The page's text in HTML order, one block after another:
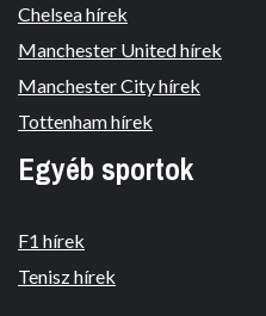
Chelsea hírek
Manchester United hírek
Manchester City hírek
Tottenham hírek
Egyéb sportok
F1 hírek
Tenisz hírek